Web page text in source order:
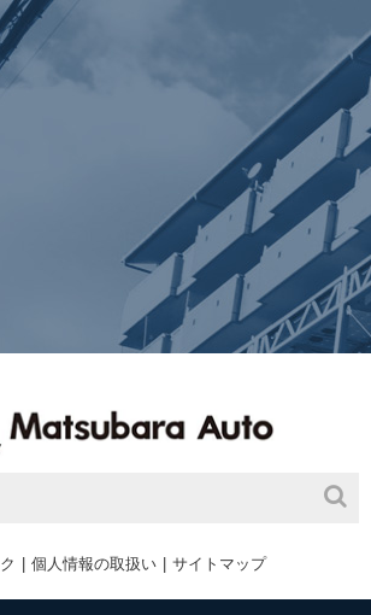
個人情報の取扱い サイトマップ